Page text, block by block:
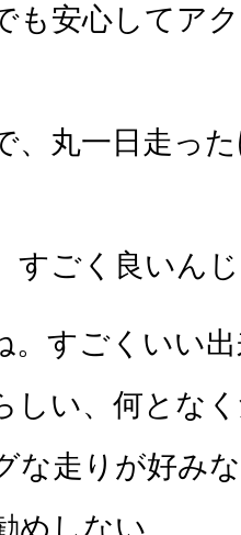
も安心してア
、丸一日走っ
すごく良いん
。すごくいい
しい、何とな
な走りが好み
めしない。